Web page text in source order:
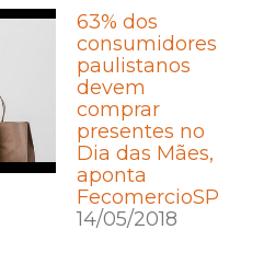
63% dos
consumidores
paulistanos
devem
comprar
presentes no
Dia das Mães,
aponta
FecomercioSP
14/05/2018